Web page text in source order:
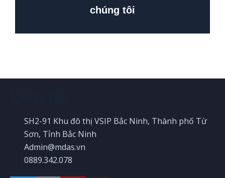
chúng tôi
SH2-91 Khu đô thị VSIP Bắc Ninh, Thành phố Từ
Sơn, Tỉnh Bắc Ninh
Admin@mdas.vn
0889.342.078